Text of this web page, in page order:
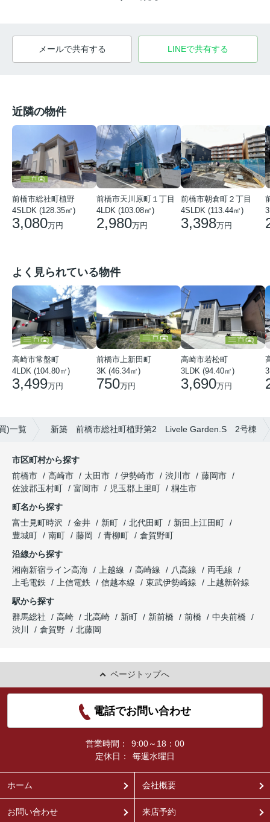
メールで共有する LINEで共有する
近隣の物件
前橋市総社町植野
4SLDK (128.35㎡)
3,080万円
前橋市天川原町１丁目
4LDK (103.08㎡)
2,980万円
前橋市朝倉町２丁目
4SLDK (113.44㎡)
3,398万円
よく見られている物件
高崎市常盤町
4LDK (104.80㎡)
3,499万円
前橋市上新田町
3K (46.34㎡)
750万円
高崎市若松町
3LDK (94.40㎡)
3,690万円
)一覧 新築 前橋市総社町植野第2 Livele Garden.S 2号棟
市区町村から探す
前橋市
高崎市 太田市 伊勢崎市 渋川市
藤岡市
佐波郡玉村町
富岡市 児玉郡上里町
桐生市
町名から探す
富士見町時沢
金井 新町 北代田町
新田上江田町
豊城町
南町 藤岡 青柳町
倉賀野町
沿線から探す
湘南新宿ライン高海
上越線 高崎線 八高線
両毛線
上毛電鉄
上信電鉄 信越本線 東武伊勢崎線
上越新幹線
駅から探す
群馬総社
高崎 北高崎 新町 新前橋 前橋
中央前橋
渋川
倉賀野 北藤岡
ページトップへ
電話でお問い合わせ
営業時間：
9:00～18：00
定休日：
毎週水曜日
ホーム 会社概要
お問い合わせ 来店予約